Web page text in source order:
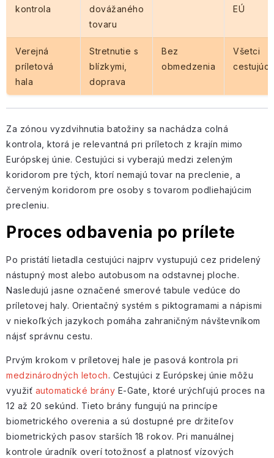
kontrola
dovážaného
tovaru
EÚ
Verejná
príletová
hala
Stretnutie s
blízkymi,
doprava
Bez
obmedzenia
Všetci
cestujúci
Za zónou vyzdvihnutia batožiny sa nachádza colná
kontrola, ktorá je relevantná pri príletoch z krajín mimo
Európskej únie. Cestujúci si vyberajú medzi zeleným
koridorom pre tých, ktorí nemajú tovar na preclenie, a
červeným koridorom pre osoby s tovarom podliehajúcim
precleniu.
Proces odbavenia po prílete
Po pristátí lietadla cestujúci najprv vystupujú cez pridelený
nástupný most alebo autobusom na odstavnej ploche.
Nasledujú jasne označené smerové tabule vedúce do
príletovej haly. Orientačný systém s piktogramami a nápismi
v niekoľkých jazykoch pomáha zahraničným návštevníkom
nájsť správnu cestu.
Prvým krokom v príletovej hale je pasová kontrola pri
medzinárodných letoch. Cestujúci z Európskej únie môžu
využiť automatické brány E-Gate, ktoré urýchľujú proces na
12 až 20 sekúnd. Tieto brány fungujú na princípe
biometrického overenia a sú dostupné pre držiteľov
biometrických pasov starších 18 rokov. Pri manuálnej
kontrole úradník overí totožnosť a platnosť vízových